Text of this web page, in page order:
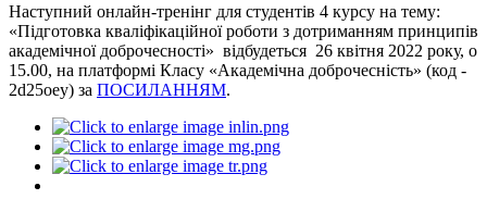
Наступний онлайн-тренінг для студентів 4 курсу на тему:
«Підготовка кваліфікаційної роботи з дотриманням принципів
академічної доброчесності» відбудеться 26 квітня 2022 року, о
15.00, на платформі Класу «Академічна доброчесність» (код -
2d25oey) за ПОСИЛАННЯМ.